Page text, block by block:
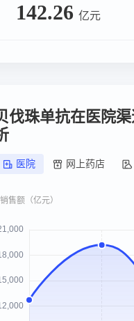
142.26 亿元
伐珠单抗在医院
医院 网上药店